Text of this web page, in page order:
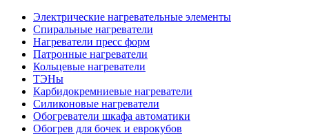
Электрические нагревательные элементы
Спиральные нагреватели
Нагреватели пресс форм
Патронные нагреватели
Кольцевые нагреватели
ТЭНы
Карбидокремниевые нагреватели
Силиконовые нагреватели
Обогреватели шкафа автоматики
Обогрев для бочек и еврокубов